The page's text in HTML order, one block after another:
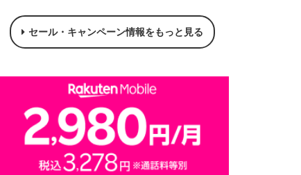
セール・キャンペーン情報をもっと見る